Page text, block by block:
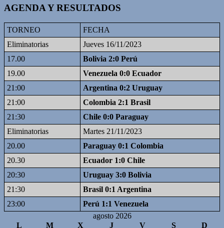
AGENDA Y RESULTADOS
TORNEO
FECHA
Eliminatorias
Jueves 16/11/2023
17.00
Bolivia 2:0 Perú
19.00
Venezuela 0:0 Ecuador
21:00
Argentina 0:2 Uruguay
21:00
Colombia 2:1 Brasil
21:30
Chile 0:0 Paraguay
Eliminatorias
Martes 21/11/2023
20.00
Paraguay 0:1 Colombia
20.30
Ecuador 1:0 Chile
20:30
Uruguay 3:0 Bolivia
21:30
Brasil 0:1 Argentina
23:00
Perú 1:1 Venezuela
agosto 2026
L
M X J V S D